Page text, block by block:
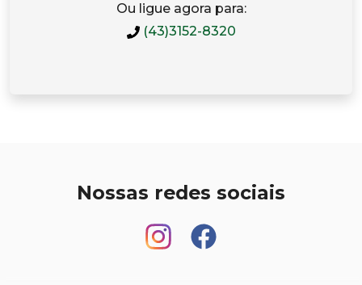
Ou ligue agora para:
(43)3152-8320
Nossas redes sociais